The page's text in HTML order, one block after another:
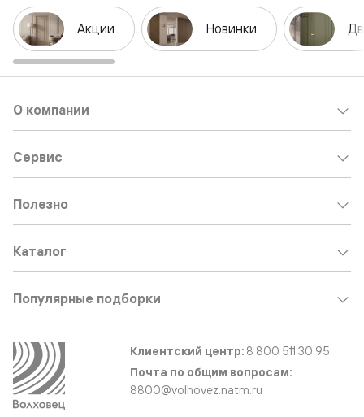
Акции Новинки
О компании
Сервис
Полезно
Каталог
Популярные подборки
Клиентский центр: 8 800 511 30 95
Почта по общим вопросам:
8800@volhovez.natm.ru